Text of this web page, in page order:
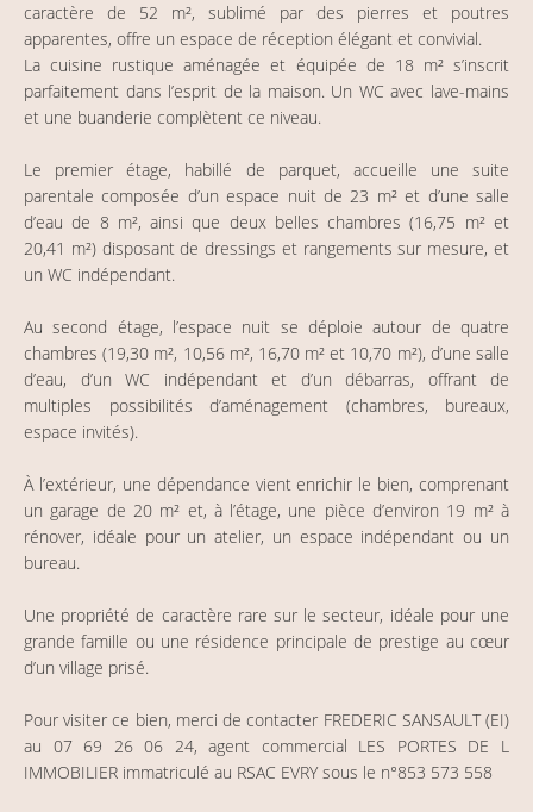
caractère de 52 m², sublimé par des pierres et poutres
apparentes, offre un espace de réception élégant et convivial.
La cuisine rustique aménagée et équipée de 18 m² s’inscrit
parfaitement dans l’esprit de la maison. Un WC avec lave-mains
et une buanderie complètent ce niveau.
Le premier étage, habillé de parquet, accueille une suite
parentale composée d’un espace nuit de 23 m² et d’une salle
d’eau de 8 m², ainsi que deux belles chambres (16,75 m² et
20,41 m²) disposant de dressings et rangements sur mesure, et
un WC indépendant.
Au second étage, l’espace nuit se déploie autour de quatre
chambres (19,30 m², 10,56 m², 16,70 m² et 10,70 m²), d’une salle
d’eau, d’un WC indépendant et d’un débarras, offrant de
multiples possibilités d’aménagement (chambres, bureaux,
espace invités).
À l’extérieur, une dépendance vient enrichir le bien, comprenant
un garage de 20 m² et, à l’étage, une pièce d’environ 19 m² à
rénover, idéale pour un atelier, un espace indépendant ou un
bureau.
Une propriété de caractère rare sur le secteur, idéale pour une
grande famille ou une résidence principale de prestige au cœur
d’un village prisé.
Pour visiter ce bien, merci de contacter FREDERIC SANSAULT (EI)
au 07 69 26 06 24, agent commercial LES PORTES DE L
IMMOBILIER immatriculé au RSAC EVRY sous le n°853 573 558